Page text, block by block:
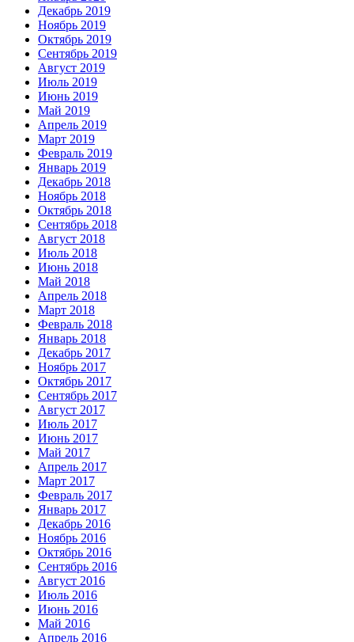
Декабрь 2019
Ноябрь 2019
Октябрь 2019
Сентябрь 2019
Август 2019
Июль 2019
Июнь 2019
Май 2019
Апрель 2019
Март 2019
Февраль 2019
Январь 2019
Декабрь 2018
Ноябрь 2018
Октябрь 2018
Сентябрь 2018
Август 2018
Июль 2018
Июнь 2018
Май 2018
Апрель 2018
Март 2018
Февраль 2018
Январь 2018
Декабрь 2017
Ноябрь 2017
Октябрь 2017
Сентябрь 2017
Август 2017
Июль 2017
Июнь 2017
Май 2017
Апрель 2017
Март 2017
Февраль 2017
Январь 2017
Декабрь 2016
Ноябрь 2016
Октябрь 2016
Сентябрь 2016
Август 2016
Июль 2016
Июнь 2016
Май 2016
Апрель 2016